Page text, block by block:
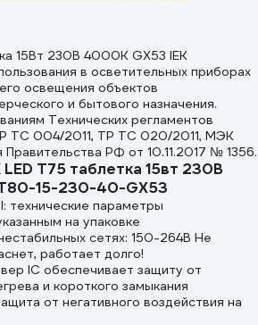
15Вт 230В 4000К GX53 IEK
в осветительных приборах
освещения объектов
и бытового назначения.
Технических регламентов
ТС 004/2011, ТР ТС 020/2011, МЭК
РФ от 10.11.2017 № 1356.
T75 таблетка 15вт 230В
15-230-40-GX53
параметры
на упаковке
сетях: 150-264В Не
работает долго!
IC обеспечивает защиту от
и короткого замыкания
от негативного воздействия на